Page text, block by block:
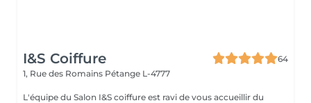
I&S Coiffure
64
1, Rue des Romains Pétange L-4777
L'équipe du Salon I&S coiffure est ravi de vous accueillir du